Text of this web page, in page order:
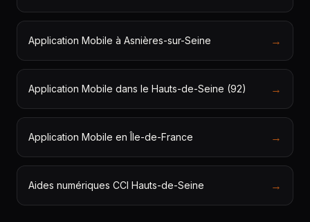
Application Mobile à Asnières-sur-Seine →
Application Mobile dans le Hauts-de-Seine (92) →
Application Mobile en Île-de-France →
Aides numériques CCI Hauts-de-Seine →